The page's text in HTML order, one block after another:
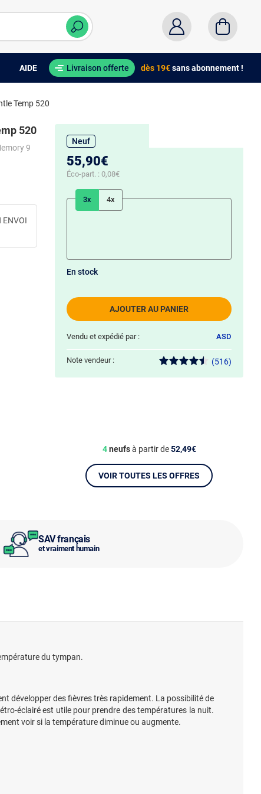
AIDE Livraison offerte dès 19€sans abonnement !
Temp 520
SAV français
et vraiment humain
520
9
ENVOI
Neuf
55,90€
Éco-part. : 0,08€
3x 4x
AJOUTER AU PANIER
En stock
Vendu et expédié par : ASD
Note vendeur : (516)
4neufsà partir de52,49€
VOIR TOUTES LES OFFRES
du tympan.
développer des fièvres très rapidement. La possibilité de
éclairé est utile pour prendre des températures la nuit.
voir si la température diminue ou augmente.